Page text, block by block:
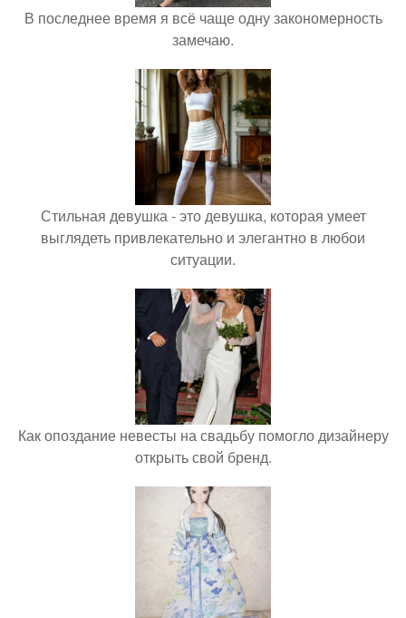
В последнее время я всё чаще одну закономерность
замечаю.
Стильная девушка - это девушка, которая умеет
выглядеть привлекательно и элегантно в любои
ситуации.
Как опоздание невесты на свадьбу помогло дизайнеру
открыть свой бренд.